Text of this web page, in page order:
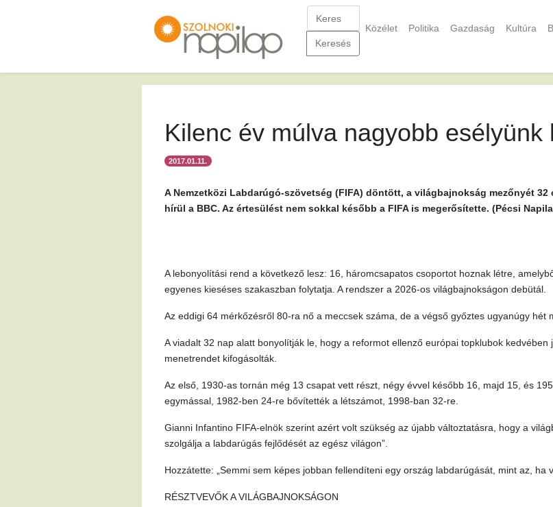
Keresés
Közélet Politika Gazdaság Kultúra
Kilenc év múlva nagyobb esélyünk
2017.01.11.
A Nemzetközi Labdarúgó-szövetség (FIFA) döntött, a világbajnokság mezőnyét
hírül a BBC. Az értesülést nem sokkal később a FIFA is megerősítette. (Pécsi
A lebonyolítási rend a következő lesz: 16, háromcsapatos csoportot hoznak létre,
egyenes kieséses szakaszban folytatja. A rendszer a 2026-os világbajnokságon debütál.
Az eddigi 64 mérkőzésről 80-ra nő a meccsek száma, de a végső győztes ugyanúgy hét
A viadalt 32 nap alatt bonyolítják le, hogy a reformot ellenző európai topklubok
menetrendet kifogásolták.
Az első, 1930-as tornán még 13 csapat vett részt, négy évvel később 16, majd 15, és
egymással, 1982-ben 24-re bővítették a létszámot, 1998-ban 32-re.
Gianni Infantino FIFA-elnök szerint azért volt szükség az újabb változtatásra, hogy a
szolgálja a labdarúgás fejlődését az egész világon”.
Hozzátette: „Semmi sem képes jobban fellendíteni egy ország labdarúgását, mint az, ha
RÉSZTVEVŐK A VILÁGBAJNOKSÁGON